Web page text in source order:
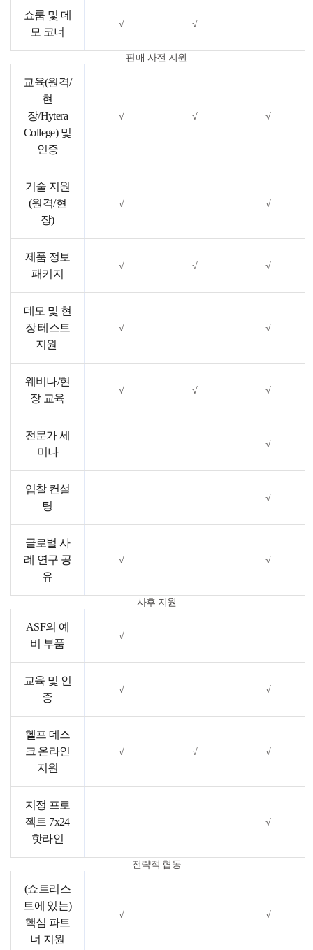
쇼룸 및 데
모 코너
√ √
판매 사전 지원
교육(원격/
현
장/Hytera
College) 및
인증
√ √ √
기술 지원
(원격/현
장)
√ √
제품 정보
패키지
√ √ √
데모 및 현
장 테스트
지원
√ √
웨비나/현
장 교육
√ √ √
전문가 세
미나
√
입찰 컨설
팅
√
글로벌 사
례 연구 공
유
√ √
사후 지원
ASF의 예
비 부품
√
교육 및 인
증
√ √
헬프 데스
크 온라인
지원
√ √ √
지정 프로
젝트 7x24
핫라인
√
전략적 협동
(쇼트리스
트에 있는)
핵심 파트
너 지원
√ √